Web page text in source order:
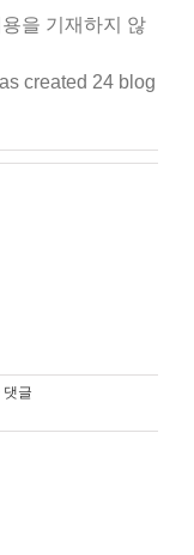
을 기재하지 않
created 24 blog
댓글